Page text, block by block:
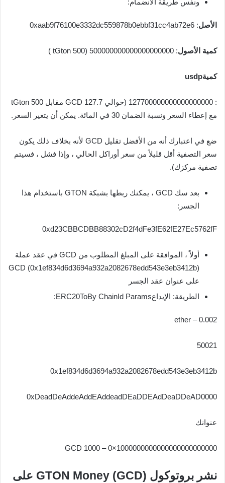
ونفس طريقة الانضمام:
الأصل: 0xaab9f76100e3332dc559878b0ebbf31cc4ab72e6
كمية الأصول: 500000000000000000000 (500 tGton )
كميةusdp
: 127700000000000000000 (حوالي 127.7 GCD مقابل 500 tGton
مع إعطاء السعر ونسبة الضمان 30 في المائة. يمكن أن يتغير السعر.
ضع في اعتبارك أنه من الأفضل تقليل GCD لأنه بخلاف ذلك يكون
سعر التصفية أقل قليلاً من سعر أوراكل الحالي ، وإذا فشل ، فسيتم
تصفية مركزك).
بعد سك GCD ، يمكنك ربطها بشبكة GTON باستخدام هذا
الجسر:
0xd23CBBCDBB88302cD2f4dFe3fE62fE27Ec5762fF
أولاً ، الموافقة على المبلغ المطلوب من GCD في عقد عملة
GCD (0x1ef834d6d3694a932a2082678edd543e3eb3412b)
على عنوان عقد الجسر
الطريقة: الإيداعERC20ToBy ChainId Params:
0.002 – ether
50021
0x1ef834d6d3694a932a2082678edd543e3eb3412b
0xDeadDeAddeAddEAddeadDEaDDEAdDeaDDeAD0000
عنوانك
1000000000000000000000000×0 – 1000 GCD
نشر بروتوكول GTON Money (GCD) على